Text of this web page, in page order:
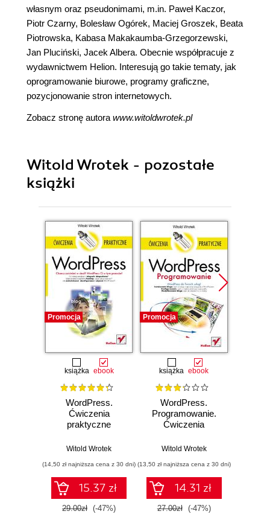
własnym oraz pseudonimami, m.in. Paweł Kaczor,
Piotr Czarny, Bolesław Ogórek, Maciej Groszek, Beata
Piotrowska, Kabasa Makakaumba-Grzegorzewski,
Jan Pluciński, Jacek Albera. Obecnie współpracuje z
wydawnictwem Helion. Interesują go takie tematy, jak
oprogramowanie biurowe, programy graficzne,
pozycjonowanie stron internetowych.
Zobacz stronę autora www.witoldwrotek.pl
Witold Wrotek - pozostałe
książki
Promocja
książka ebook
WordPress.
Ćwiczenia
praktyczne
Witold Wrotek
(14,50 zł najniższa cena z 30 dni)
15.37 zł
29.00zł (-47%)
Promocja
książka ebook
WordPress.
Programowanie.
Ćwiczenia
Witold Wrotek
(13,50 zł najniższa cena z 30 dni)
14.31 zł
27.00zł (-47%)